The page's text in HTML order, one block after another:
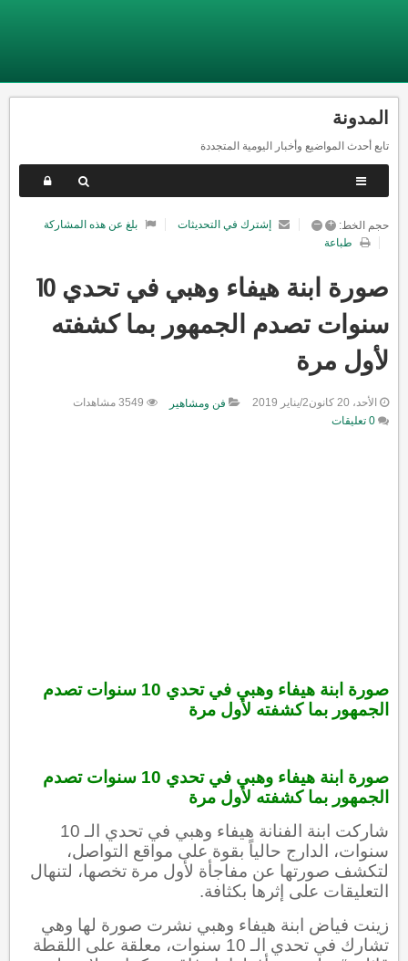
المدونة
تابع أحدث المواضيع وأخبار اليومية المتجددة
حجم الخط: +
– إشترك في التحديثات
بلغ عن هذه المشاركة
طباعة
صورة ابنة هيفاء وهبي في تحدي 10
سنوات تصدم الجمهور بما كشفته
لأول مرة
الأحد، 20 كانون2/يناير 2019 فن ومشاهير
0 تعليقات
صورة ابنة هيفاء وهبي في تحدي 10 سنوات تصدم
الجمهور بما كشفته لأول مرة
صورة ابنة هيفاء وهبي في تحدي 10 سنوات تصدم
الجمهور بما كشفته لأول مرة
شاركت ابنة الفنانة هيفاء وهبي في تحدي الـ 10
سنوات، الدارج حالياً بقوة على مواقع التواصل،
لتكشف صورتها عن مفاجأة لأول مرة تخصها، لتنهال
التعليقات على إثرها بكثافة.
زينت فياض ابنة هيفاء وهبي نشرت صورة لها وهي
تشارك في تحدي الـ 10 سنوات، معلقة على اللقطة